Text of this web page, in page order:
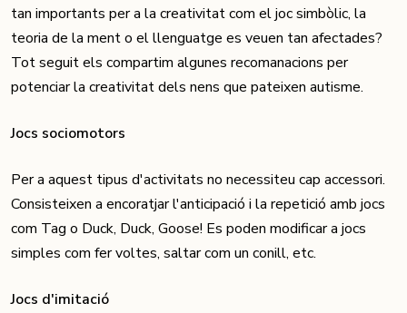
tan importants per a la creativitat com el joc simbòlic, la
teoria de la ment o el llenguatge es veuen tan afectades?
Tot seguit els compartim algunes recomanacions per
potenciar la creativitat dels nens que pateixen autisme.
Jocs sociomotors
Per a aquest tipus d'activitats no necessiteu cap accessori.
Consisteixen a encoratjar l'anticipació i la repetició amb jocs
com Tag o Duck, Duck, Goose! Es poden modificar a jocs
simples com fer voltes, saltar com un conill, etc.
Jocs d'imitació